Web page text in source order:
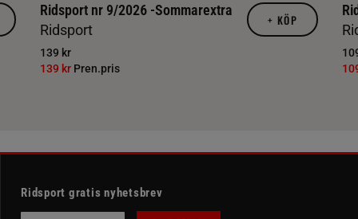
Ridsport nr 9/2026 -Sommarextra
Ridsport
139 kr
139 kr Pren.pris
+ KÖP
Ridsport gratis nyhetsbrev